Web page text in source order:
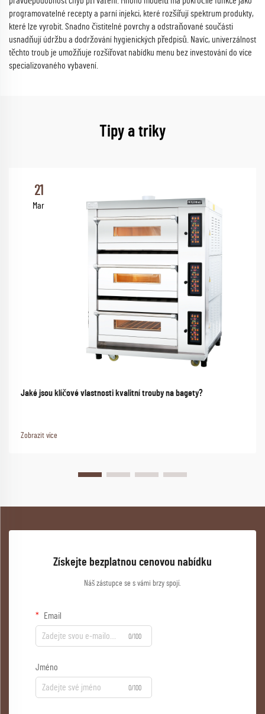
programovatelné recepty a parní injekci, které rozšiřují spektrum produkty,
které lze vyrobit. Snadno čistitelné povrchy a odstraňované součásti
usnadňují údržbu a dodržování hygienických předpisů. Navíc, univerzálnost
těchto troub je umožňuje rozšiřovat nabídku menu bez investování do více
specializovaného vybavení.
Tipy a triky
21
Mar
Jaké jsou klíčové vlastnosti kvalitní trouby na bagety?
Zobrazit více
Získejte bezplatnou cenovou nabídku
Náš zástupce se s vámi brzy spojí.
Email
0/100
Jméno
0/100